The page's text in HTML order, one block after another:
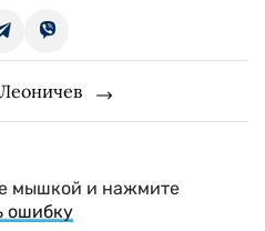
мышкой и нажмите
ошибку